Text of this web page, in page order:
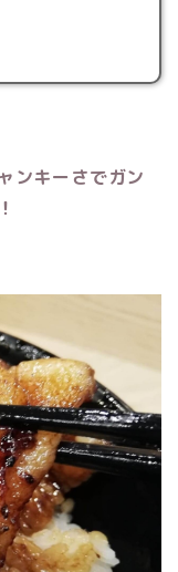
ンキーさでガン